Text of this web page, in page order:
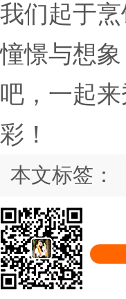
我们起于
憧憬与想
吧，一起
彩！
本文标签：